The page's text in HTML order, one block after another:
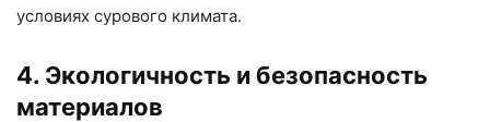
условиях сурового климата.
4. Экологичность и безопасность
материалов